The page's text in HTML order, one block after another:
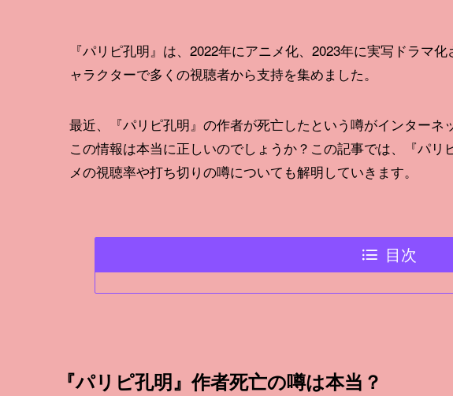
『パリピ孔明』は、2022年にアニメ化、2023年に実写ドラマ
ャラクターで多くの視聴者から支持を集めました。
最近、『パリピ孔明』の作者が死亡したという噂がインターネ
この情報は本当に正しいのでしょうか？この記事では、『パ
メの視聴率や打ち切りの噂についても解明していきます。
目次
『パリピ孔明』作者死亡の噂は本当？